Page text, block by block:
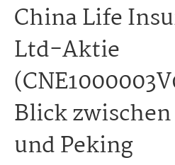
China Life
Ltd-Aktie
Blick
und Peking